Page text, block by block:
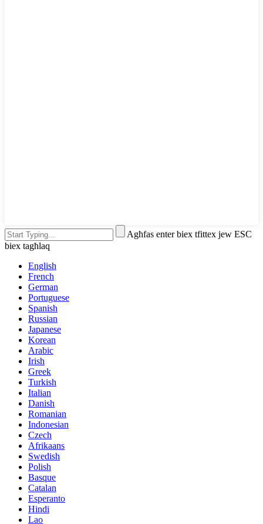
Agħfas enter biex tfittex jew ESC
biex tagħlaq
English
French
German
Portuguese
Spanish
Russian
Japanese
Korean
Arabic
Irish
Greek
Turkish
Italian
Danish
Romanian
Indonesian
Czech
Afrikaans
Swedish
Polish
Basque
Catalan
Esperanto
Hindi
Lao